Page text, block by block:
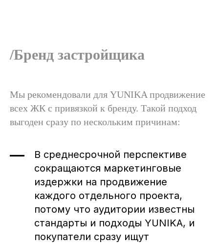
/Бренд застройщика
Мы рекомендовали для YUNIKA продвижение
всех ЖК с привязкой к бренду. Такой подход
выгоден сразу по нескольким причинам:
В среднесрочной перспективе
сокращаются маркетинговые
издержки на продвижение
каждого отдельного проекта,
потому что аудитории известны
стандарты и подходы YUNIKA, и
покупатели сразу ищут